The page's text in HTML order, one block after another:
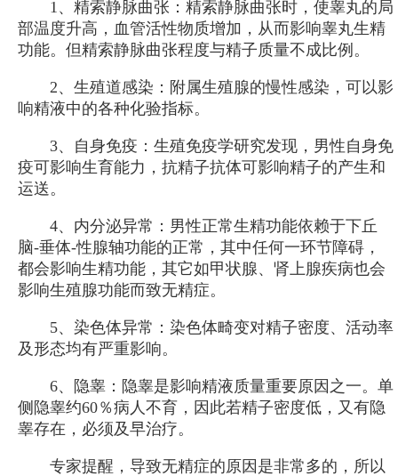
1、精索静脉曲张：精索静脉曲张时，使睾丸的局
部温度升高，血管活性物质增加，从而影响睾丸生精
功能。但精索静脉曲张程度与精子质量不成比例。
2、生殖道感染：附属生殖腺的慢性感染，可以影
响精液中的各种化验指标。
3、自身免疫：生殖免疫学研究发现，男性自身免
疫可影响生育能力，抗精子抗体可影响精子的产生和
运送。
4、内分泌异常：男性正常生精功能依赖于下丘
脑-垂体-性腺轴功能的正常，其中任何一环节障碍，
都会影响生精功能，其它如甲状腺、肾上腺疾病也会
影响生殖腺功能而致无精症。
5、染色体异常：染色体畸变对精子密度、活动率
及形态均有严重影响。
6、隐睾：隐睾是影响精液质量重要原因之一。单
侧隐睾约60％病人不育，因此若精子密度低，又有隐
睾存在，必须及早治疗。
专家提醒，导致无精症的原因是非常多的，所以